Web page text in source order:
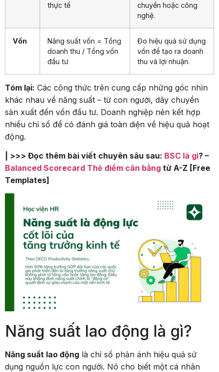
thực tế
chuyền hoặc công
nghệ.
Vốn
Năng suất vốn = Tổng
doanh thu / Tổng vốn
đầu tư
Đo hiệu quả sử dụng
vốn để tạo ra doanh
thu và lợi nhuận.
Tóm lại: Các công thức trên cung cấp những góc nhìn
khác nhau về năng suất – từ con người, dây chuyền
sản xuất đến vốn đầu tư. Doanh nghiệp nên kết hợp
nhiều chỉ số để có đánh giá toàn diện về hiệu quả hoạt
động.
| >>> Đọc thêm bài viết chuyên sâu sau: BSC là gì? –
Balanced Scorecard Thẻ điểm cân bằng từ A-Z [Free
Templates]
Năng suất lao động là gì?
Năng suất lao động là chỉ số phản ánh hiệu quả sử
dụng nguồn lực con người. Nó cho biết một cá nhân